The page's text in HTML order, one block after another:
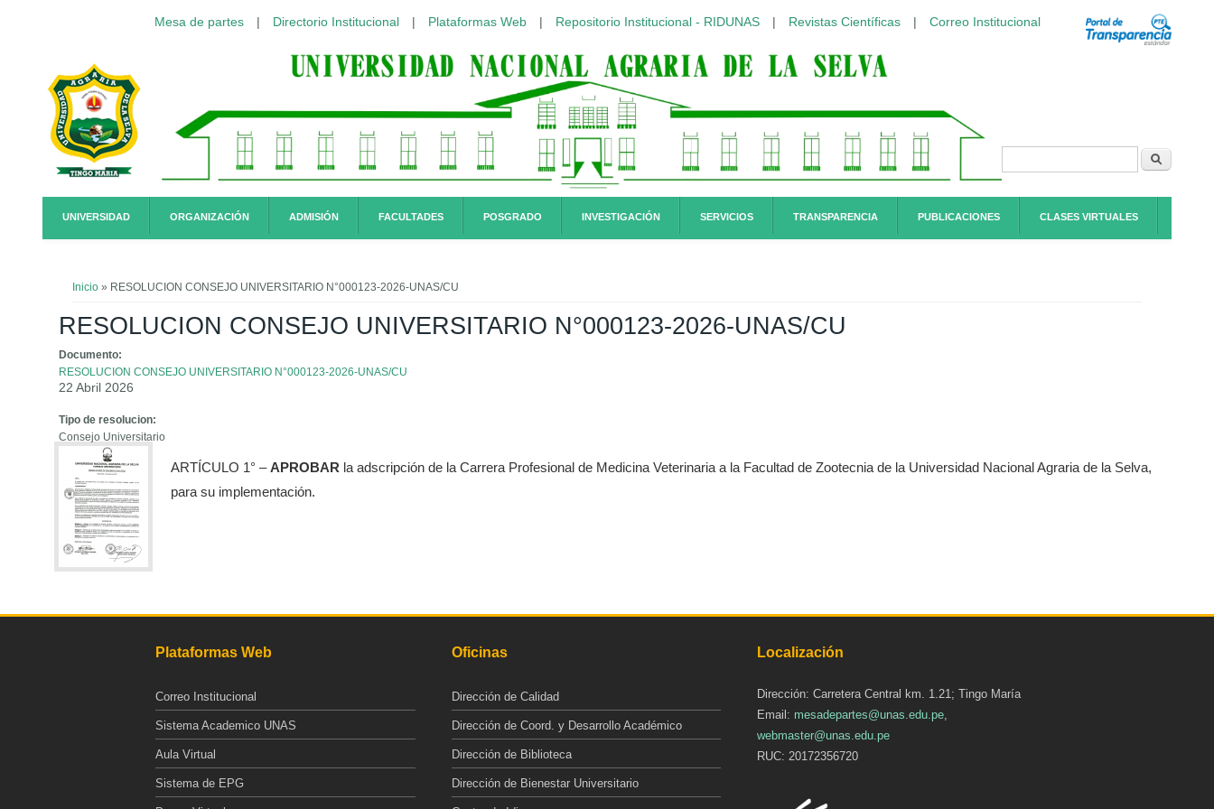
Mesa de partes | Directorio Institucional | Plataformas Web | Repositorio Institucional - RIDUNAS | Revistas Científicas | Correo Institucional
Formulario de
UNIVERSIDAD ORGANIZACIÓN ADMISIÓN FACULTADES POSGRADO INVESTIGACIÓN SERVICIOS TRANSPARENCIA PUBLICACIONES CLASES VIRTUALES
Inicio » RESOLUCION CONSEJO UNIVERSITARIO N°000123-2026-UNAS/CU
RESOLUCION CONSEJO UNIVERSITARIO N°000123-2026-UNAS/CU
Documento:
RESOLUCION CONSEJO UNIVERSITARIO N°000123-2026-UNAS/CU
22 Abril 2026
Tipo de resolucion:
Consejo Universitario
ARTÍCULO 1° –APROBAR la adscripción de la Carrera Profesional de Medicina Veterinaria a la Facultad de Zootecnia de la Universidad Nacional Agraria de la Selva,
para su implementación.
Plataformas Web
Correo Institucional
Sistema Academico UNAS
Aula Virtual
Sistema de EPG
Oficinas
Dirección de Calidad
Dirección de Coord. y Desarrollo Académico
Dirección de Biblioteca
Dirección de Bienestar Universitario
Localización
Dirección: Carretera Central km. 1.21; Tingo María
Email: mesadepartes@unas.edu.pe,
webmaster@unas.edu.pe
RUC: 20172356720